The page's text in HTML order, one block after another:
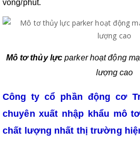
vòng/phút.
Mô tơ thủy lực parker hoạt động
lượng cao
Công ty cổ phần động cơ
chuyên xuất nhập khẩu mô
chất lượng nhất thị trường